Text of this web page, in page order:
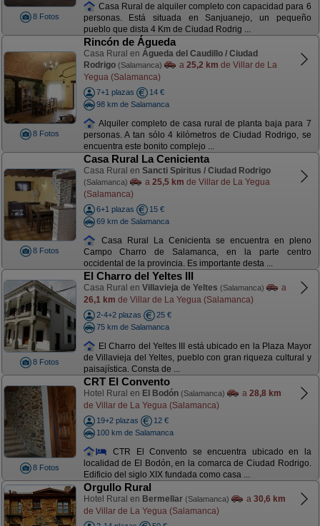
8 Fotos
Casa Rural de alquiler completo con capacidad para 6
personas. Está situada en Sanjuanejo, un pequeño
pueblo que dista 4 Km de Ciudad Rodrig ...
8 Fotos
Rincón de Águeda
Casa Rural en Águeda del Caudillo / Ciudad
Rodrigo (Salamanca) a 25,2 km de Villar de La
Yegua (Salamanca)
7+1 plazas
14 €
98 km de Salamanca
Alquiler completo de casa rural de planta baja para 7
personas. A tan sólo 4 kilómetros de Ciudad Rodrigo, se
encuentra este bonito complejo ...
8 Fotos
Casa Rural La Cenicienta
Casa Rural en Sancti Spiritus / Ciudad Rodrigo
(Salamanca) a 25,5 km de Villar de La Yegua
(Salamanca)
6+1 plazas
15 €
69 km de Salamanca
Casa Rural La Cenicienta se encuentra en pleno
Campo Charro de Salamanca, en la parte centro
occidental de la provincia. Es importante desta ...
8 Fotos
El Charro del Yeltes III
Casa Rural en Villavieja de Yeltes (Salamanca)
a
26,1 km de Villar de La Yegua (Salamanca)
2-4+2 plazas
25 €
75 km de Salamanca
El Charro del Yeltes III está ubicado en la Plaza Mayor
de Villavieja del Yeltes, pueblo con gran riqueza cultural y
paisajística. Consta de ...
8 Fotos
CRT El Convento
Hotel Rural en El Bodón (Salamanca) a 28,8 km
de Villar de La Yegua (Salamanca)
19+2 plazas
12 €
100 km de Salamanca
CTR El Convento se encuentra ubicado en la
localidad de El Bodón, en la comarca de Ciudad Rodrigo.
Edificio del siglo XIX fundada como casa ...
Orgullo Rural
Hotel Rural en Bermellar (Salamanca) a 30,6 km
de Villar de La Yegua (Salamanca)